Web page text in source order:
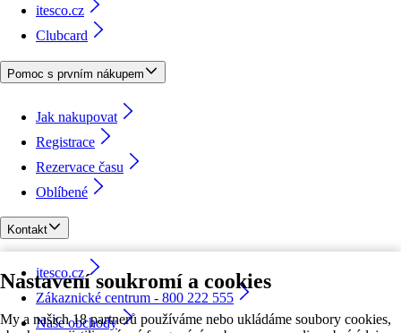
Nastavení soukromí a cookies
My a našich 18 partnerů používáme nebo ukládáme soubory cookies,
itesco.cz
Clubcard
Pomoc s prvním nákupem
Jak nakupovat
Registrace
Rezervace času
Oblíbené
Kontakt
itesco.cz
Zákaznické centrum - 800 222 555
Naše obchody